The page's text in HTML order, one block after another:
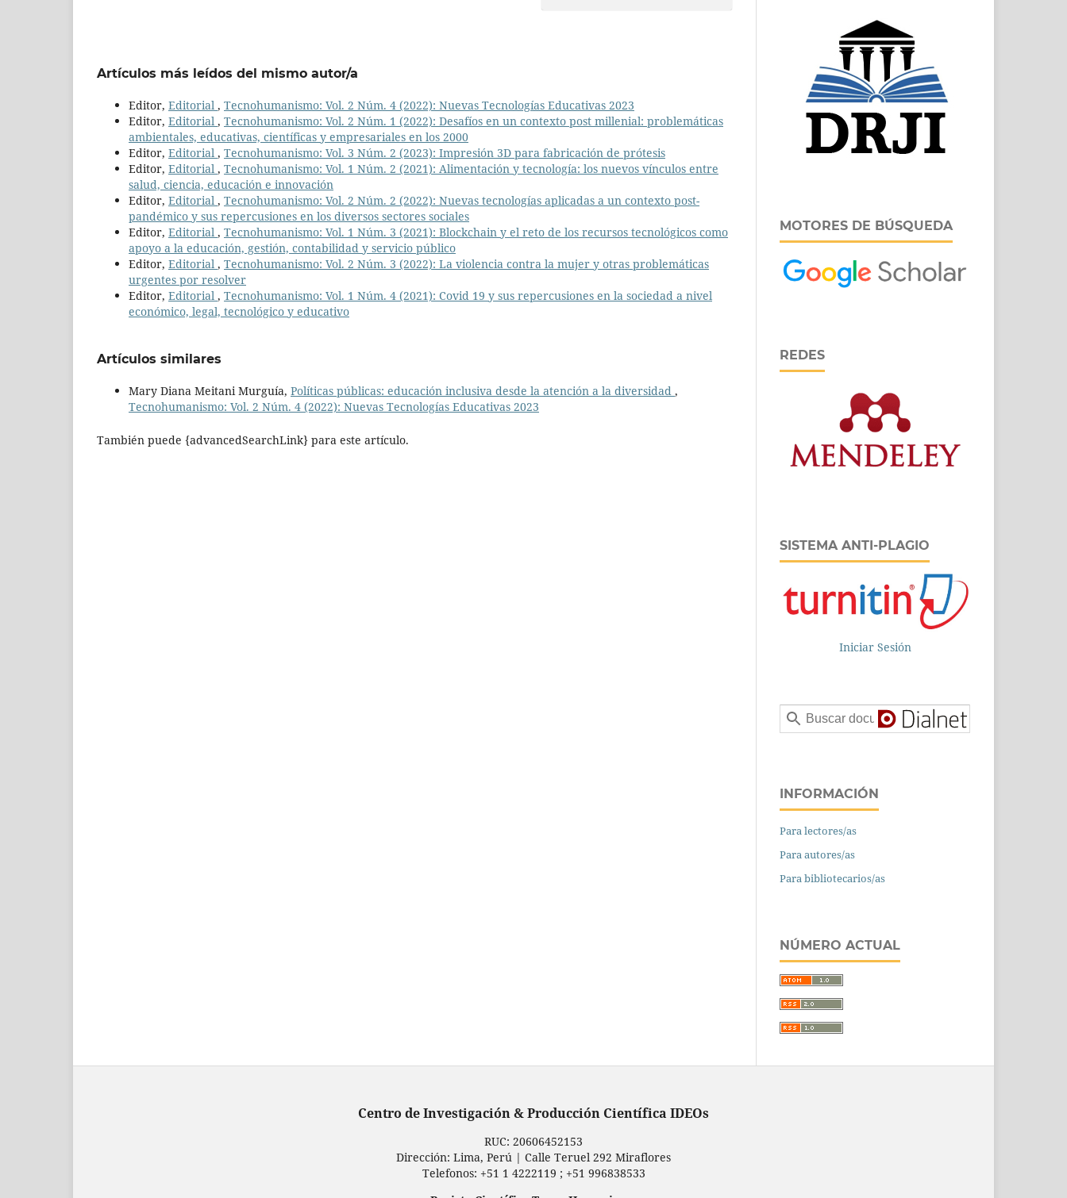
Artículos más leídos del mismo autor/a
Editor, Editorial , Tecnohumanismo: Vol. 2 Núm. 4 (2022): Nuevas Tecnologías Educativas 2023
Editor, Editorial , Tecnohumanismo: Vol. 2 Núm. 1 (2022): Desafíos en un contexto post millenial: problemáticas
ambientales, educativas, científicas y empresariales en los 2000
Editor, Editorial , Tecnohumanismo: Vol. 3 Núm. 2 (2023): Impresión 3D para fabricación de prótesis
Editor, Editorial , Tecnohumanismo: Vol. 1 Núm. 2 (2021): Alimentación y tecnología: los nuevos vínculos entre
salud, ciencia, educación e innovación
Editor, Editorial , Tecnohumanismo: Vol. 2 Núm. 2 (2022): Nuevas tecnologías aplicadas a un contexto post-
pandémico y sus repercusiones en los diversos sectores sociales
Editor, Editorial , Tecnohumanismo: Vol. 1 Núm. 3 (2021): Blockchain y el reto de los recursos tecnológicos como
apoyo a la educación, gestión, contabilidad y servicio público
Editor, Editorial , Tecnohumanismo: Vol. 2 Núm. 3 (2022): La violencia contra la mujer y otras problemáticas
urgentes por resolver
Editor, Editorial , Tecnohumanismo: Vol. 1 Núm. 4 (2021): Covid 19 y sus repercusiones en la sociedad a nivel
económico, legal, tecnológico y educativo
Artículos similares
Mary Diana Meitani Murguía, Políticas públicas: educación inclusiva desde la atención a la diversidad ,
Tecnohumanismo: Vol. 2 Núm. 4 (2022): Nuevas Tecnologías Educativas 2023
También puede {advancedSearchLink} para este artículo.
MOTORES DE BÚSQUEDA
REDES
SISTEMA ANTI-PLAGIO
Iniciar Sesión
INFORMACIÓN
Para lectores/as
Para autores/as
Para bibliotecarios/as
NÚMERO ACTUAL
Centro de Investigación & Producción Científica IDEOs
RUC: ‬20606452153‪
Dirección: Lima, Perú | Calle Teruel 292 Miraflores
Telefonos: +51 1 4222119 ; +51 996838533